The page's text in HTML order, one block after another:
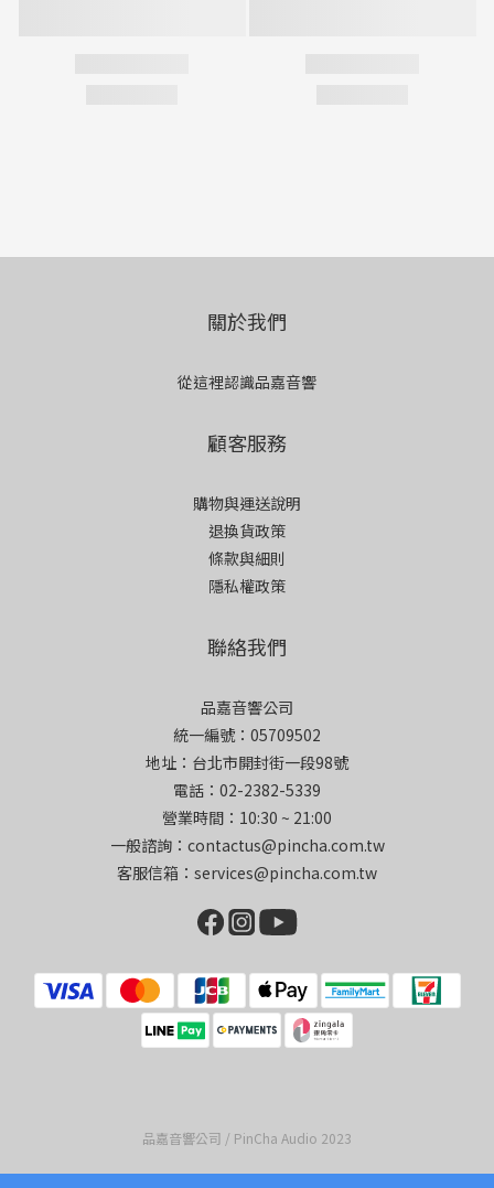
關於我們
從這裡認識品嘉音響
顧客服務
購物與運送說明
退換貨政策
條款與細則
隱私權政策
聯絡我們
品嘉音響公司
統一編號：05709502
地址：台北市開封街一段98號
電話：02-2382-5339
營業時間：10:30 ~ 21:00
一般諮詢：contactus@pincha.com.tw
客服信箱：services@pincha.com.tw
品嘉音響公司 / PinCha Audio 2023